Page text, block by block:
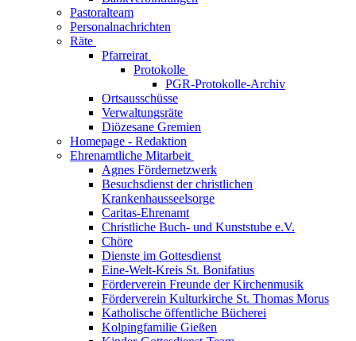
Pastoralteam
Personalnachrichten
Räte
Pfarreirat
Protokolle
PGR-Protokolle-Archiv
Ortsausschüsse
Verwaltungsräte
Diözesane Gremien
Homepage - Redaktion
Ehrenamtliche Mitarbeit
Agnes Fördernetzwerk
Besuchsdienst der christlichen
Krankenhausseelsorge
Caritas-Ehrenamt
Christliche Buch- und Kunststube e.V.
Chöre
Dienste im Gottesdienst
Eine-Welt-Kreis St. Bonifatius
Förderverein Freunde der Kirchenmusik
Förderverein Kulturkirche St. Thomas Morus
Katholische öffentliche Bücherei
Kolpingfamilie Gießen